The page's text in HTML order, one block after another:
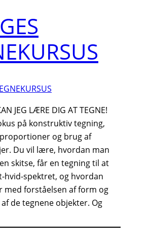
JEG LÆRE DIG AT TEGNE!
på konstruktiv tegning,
og brug af
Du vil lære, hvordan man
skitse, får en tegning til at
hvid-spektret, og hvordan
med forståelsen af form og
de tegnene objekter. Og